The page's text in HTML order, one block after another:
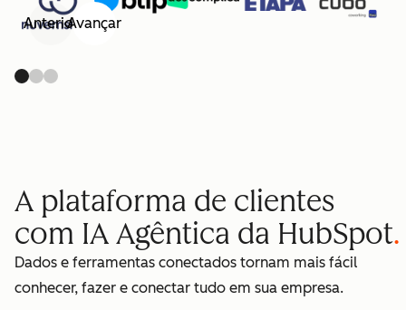
AnteriorAvançar
A plataforma de clientes
com IA Agêntica da HubSpot
Dados e ferramentas conectados tornam mais fácil
conhecer, fazer e conectar tudo em sua empresa.